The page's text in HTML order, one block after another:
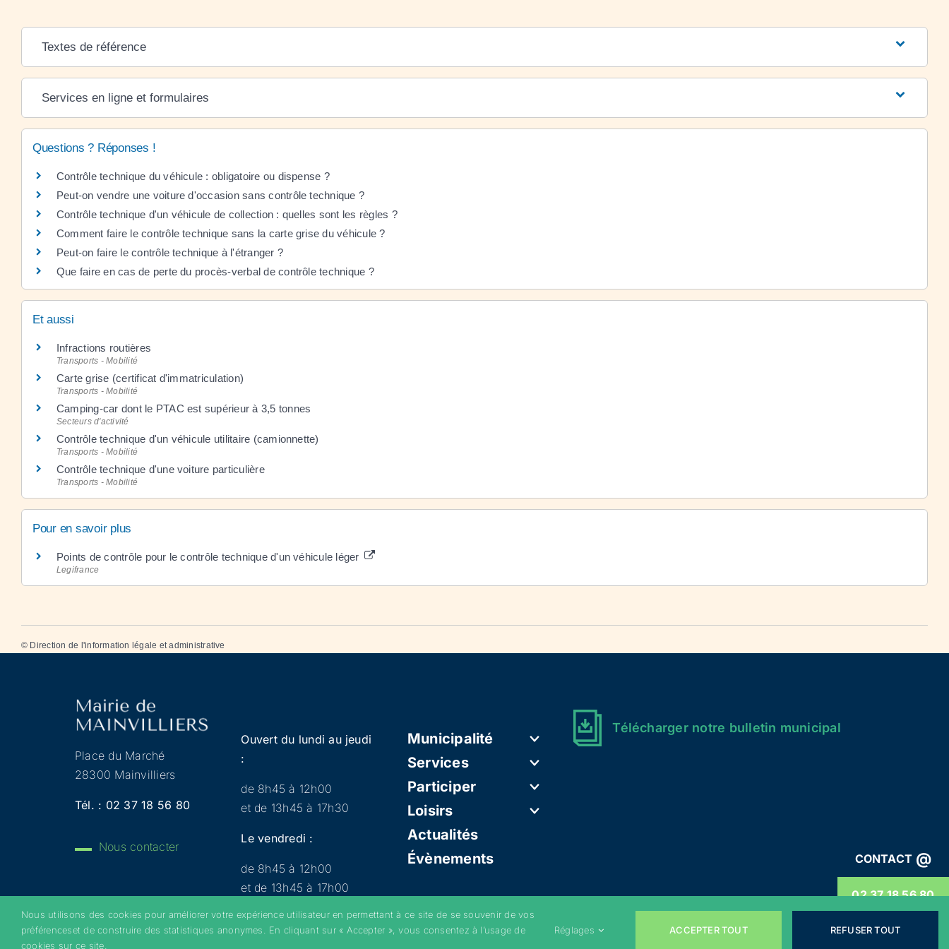
CONTACT @
02 37 18 56 80
Textes de référence
Services en ligne et formulaires
Questions ? Réponses !
Contrôle technique du véhicule : obligatoire ou dispense ?
Peut-on vendre une voiture d'occasion sans contrôle technique ?
Contrôle technique d'un véhicule de collection : quelles sont les règles ?
Comment faire le contrôle technique sans la carte grise du véhicule ?
Peut-on faire le contrôle technique à l'étranger ?
Que faire en cas de perte du procès-verbal de contrôle technique ?
Et aussi
Infractions routières
Transports - Mobilité
Carte grise (certificat d'immatriculation)
Transports - Mobilité
Camping-car dont le PTAC est supérieur à 3,5 tonnes
Secteurs d'activité
Contrôle technique d'un véhicule utilitaire (camionnette)
Transports - Mobilité
Contrôle technique d'une voiture particulière
Transports - Mobilité
Pour en savoir plus
Points de contrôle pour le contrôle technique d'un véhicule léger
Legifrance
© Direction de l'information légale et administrative
Place du Marché
28300 Mainvilliers
Tél. : 02 37 18 56 80
Nous contacter
Ouvert du lundi au jeudi
:
de 8h45 à 12h00
et de 13h45 à 17h30
Le vendredi :
de 8h45 à 12h00
et de 13h45 à 17h00
Municipalité
Services
Participer
Loisirs
Actualités
Évènements
Télécharger notre bulletin municipal
Copyright 2022 © Mainvilliers – Tous droits réservés –Mentions légales– Politique de confidentialité– Cookies–Conditions générales
Nous utilisons des cookies pour améliorer votre expérience utilisateur en permettant à ce site de se souvenir de vos
préférenceset de construire des statistiques anonymes. En cliquant sur « Accepter », vous consentez à l’usage de
cookies sur ce site.
Réglages ACCEPTER TOUT REFUSER TOUT